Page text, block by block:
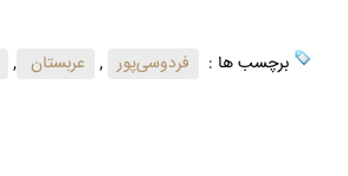
برچسب ها : فردوسی‌پور , عربستان ,